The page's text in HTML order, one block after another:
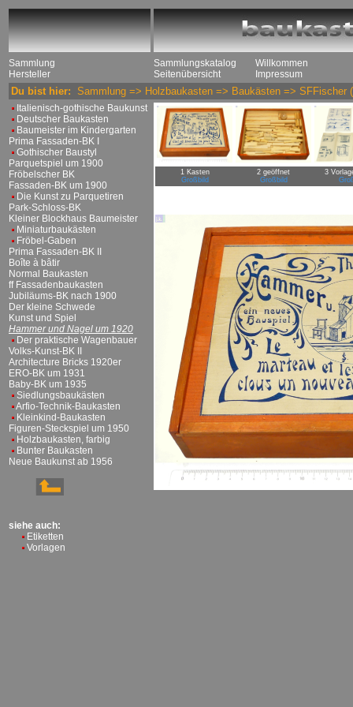
Sammlung
Hersteller
Sammlungskatalog
Seitenübersicht
Willkommen
Impressum
Du bist hier: Sammlung => Holzbaukasten => Baukästen => SFFischer
Italienisch-gothische Baukunst
Deutscher Baukasten
Baumeister im Kindergarten
Prima Fassaden-BK I
Gothischer Baustyl
Parquetspiel um 1900
Fröbelscher BK
Fassaden-BK um 1900
Die Kunst zu Parquetiren
Park-Schloss-BK
Kleiner Blockhaus Baumeister
Miniaturbaukästen
Fröbel-Gaben
Prima Fassaden-BK II
Boîte à bâtir
Normal Baukasten
ff Fassadenbaukasten
Jubiläums-BK nach 1900
Der kleine Schwede
Kunst und Spiel
Hammer und Nagel um 1920
Der praktische Wagenbauer
Volks-Kunst-BK II
Architecture Bricks 1920er
ERO-BK um 1931
Baby-BK um 1935
Siedlungsbaukästen
Arfio-Technik-Baukasten
Kleinkind-Baukasten
Figuren-Steckspiel um 1950
Holzbaukasten, farbig
Bunter Baukasten
Neue Baukunst ab 1956
siehe auch:
Etiketten
Vorlagen
1 Kasten
Großbild
2 geöffnet
Großbild
3